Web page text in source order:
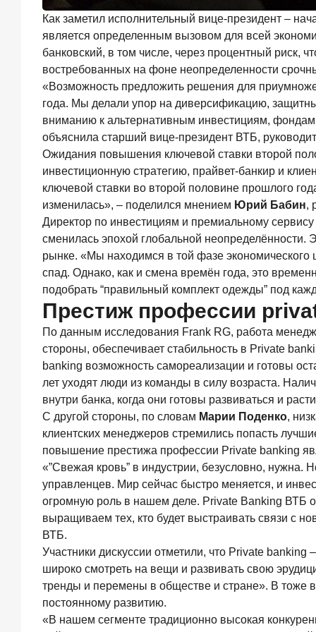
ИССЛЕДОВАНИЕ
Ипотека
в
России:
итоги
мая
года
в
цифрах
22
июня
года
«Честность
—
индустриальный
стандарт»:
банки
завоевывают
лояльность
private-
клиентов
Рассылка
Frank
RG
Итоги
недели,
наша
трактовка
основных
событий
на банковском
Как заметил исполнительный вице-президент –
является определенным вызовом для всей
банковский, в том числе, через процентный риск,
востребованных на фоне неопределенности
«Возможность предложить решения для
года. Мы делали упор на диверсификацию,
вниманию к альтернативным инвестициям,
объяснила старший вице-президент ВТБ,
Ожидания повышения ключевой ставки второй
инвестиционную стратегию, прайвет-банкир и
ключевой ставки во второй половине прошлого
изменилась», – поделился мнением Юрий Бабин,
Директор по инвестициям и премиальному
сменилась эпохой глобальной
рынке. «Мы находимся в той фазе экономического
спад. Однако, как и смена времён года, это
подобрать “правильный комплект одежды” под
Престиж профессии
По данным исследования Frank RG, работа
стороны, обеспечивает стабильность в Private
banking возможность самореализации и готовы
лет уходят люди из команды в силу возраста.
внутри банка, когда они готовы развиваться и
С другой стороны, по словам Марии Поденко,
клиентских менеджеров стремились попасть
повышение престижа профессии Private banking
«”Свежая кровь” в индустрии, безусловно,
управленцев. Мир сейчас быстро меняется, и
огромную роль в нашем деле. Private Banking ВТБ
выращиваем тех, кто будет выстраивать связи с
ВТБ.
Участники дискуссии отметили, что Private
широко смотреть на вещи и развивать свою
тренды и перемены в обществе и стране». В тоже
постоянному развитию.
«В нашем сегменте традиционно высокая